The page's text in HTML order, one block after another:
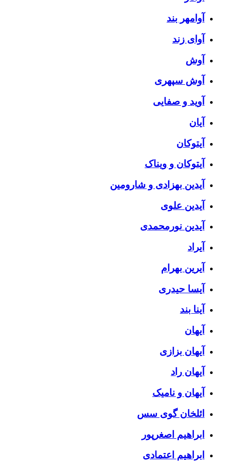
آوامهر بند
آوای زند
آوش
آوش سپهری
آوید و صفایی
آیان
آیتوکان
آیتوکان و ویناک
آیدین بهزادی و شارومین
آیدین علوی
آیدین نورمحمدی
آیراد
آیرین بهرام
آیسا حیدری
آینا بند
آیهان
آیهان بزازی
آیهان راد
آیهان و نامیک
ائلخان گوی سس
ابراهیم اصغرپور
ابراهیم اعتمادی